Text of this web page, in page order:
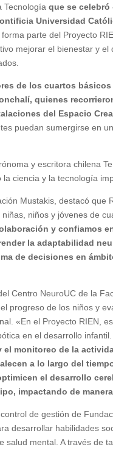
Tecnología que se celebró
Universidad
parte del Proyecto
mejorar el bienestar y
de los cuartos
quienes
del Espacio
puedan sumergirse en
y escritora chilena
ciencia y la tecnología
Mustakis, destacó que
niños y jóvenes de
y confiamos
la adaptabilidad
de decisiones en
Centro NeuroUC de la
progreso de los niños y
«En el Proyecto RIEN,
en el desarrollo infantil.
monitoreo de la
a lo largo del
el desarrollo
impactando de
de gestión de
desarrollar habilidades
salud mental. A través de